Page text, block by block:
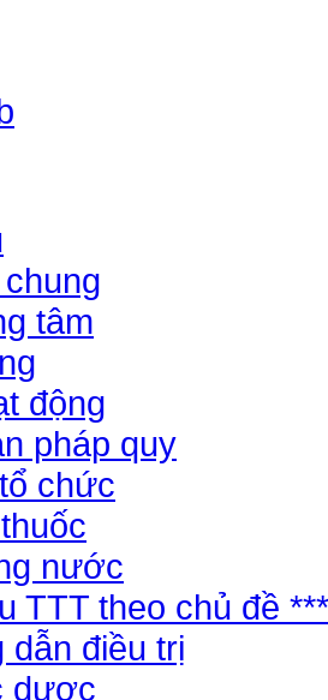
tâm
động
pháp quy
chức
nước
TTT theo chủ đề ***
dẫn điều trị
dược